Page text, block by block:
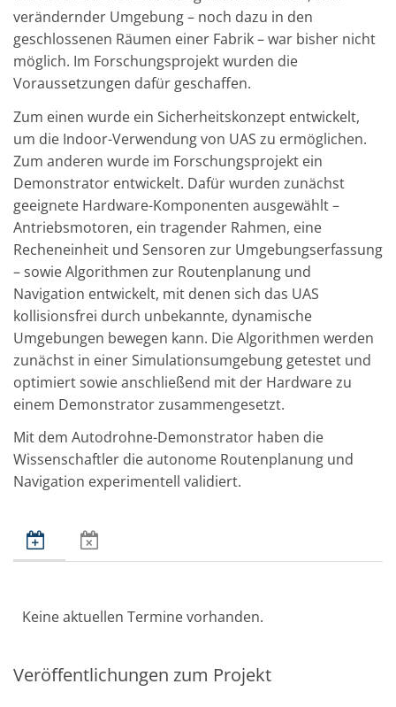
verändernder Umgebung – noch dazu in den
geschlossenen Räumen einer Fabrik – war bisher nicht
möglich. Im Forschungsprojekt wurden die
Voraussetzungen dafür geschaffen.
Zum einen wurde ein Sicherheitskonzept entwickelt,
um die Indoor-Verwendung von UAS zu ermöglichen.
Zum anderen wurde im Forschungsprojekt ein
Demonstrator entwickelt. Dafür wurden zunächst
geeignete Hardware-Komponenten ausgewählt –
Antriebsmotoren, ein tragender Rahmen, eine
Recheneinheit und Sensoren zur Umgebungserfassung
– sowie Algorithmen zur Routenplanung und
Navigation entwickelt, mit denen sich das UAS
kollisionsfrei durch unbekannte, dynamische
Umgebungen bewegen kann. Die Algorithmen werden
zunächst in einer Simulationsumgebung getestet und
optimiert sowie anschließend mit der Hardware zu
einem Demonstrator zusammengesetzt.
Mit dem Autodrohne-Demonstrator haben die
Wissenschaftler die autonome Routenplanung und
Navigation experimentell validiert.
Keine aktuellen Termine vorhanden.
Veröffentlichungen zum Projekt